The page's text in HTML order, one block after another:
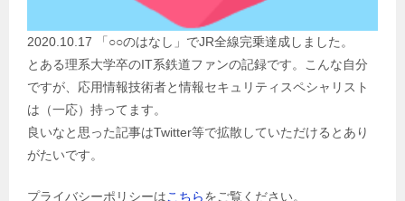
2020.10.17 「○○のはなし」でJR全線完乗達成しました。
とある理系大学卒のIT系鉄道ファンの記録です。こんな自分
ですが、応用情報技術者と情報セキュリティスペシャリスト
は（一応）持ってます。
良いなと思った記事はTwitter等で拡散していただけるとあり
がたいです。
プライバシーポリシーはこちらをご覧ください。